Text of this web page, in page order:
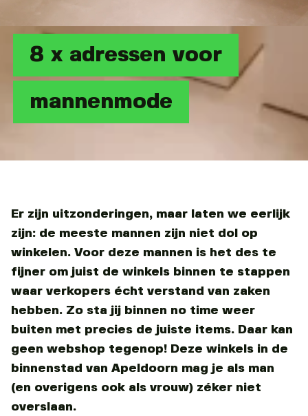
8 x adressen voor
mannenmode
Er zijn uitzonderingen, maar laten we eerlijk
zijn: de meeste mannen zijn niet dol op
winkelen. Voor deze mannen is het des te
fijner om juist de winkels binnen te stappen
waar verkopers écht verstand van zaken
hebben. Zo sta jij binnen no time weer
buiten met precies de juiste items. Daar kan
geen webshop tegenop! Deze winkels in de
binnenstad van Apeldoorn mag je als man
(en overigens ook als vrouw) zéker niet
overslaan.